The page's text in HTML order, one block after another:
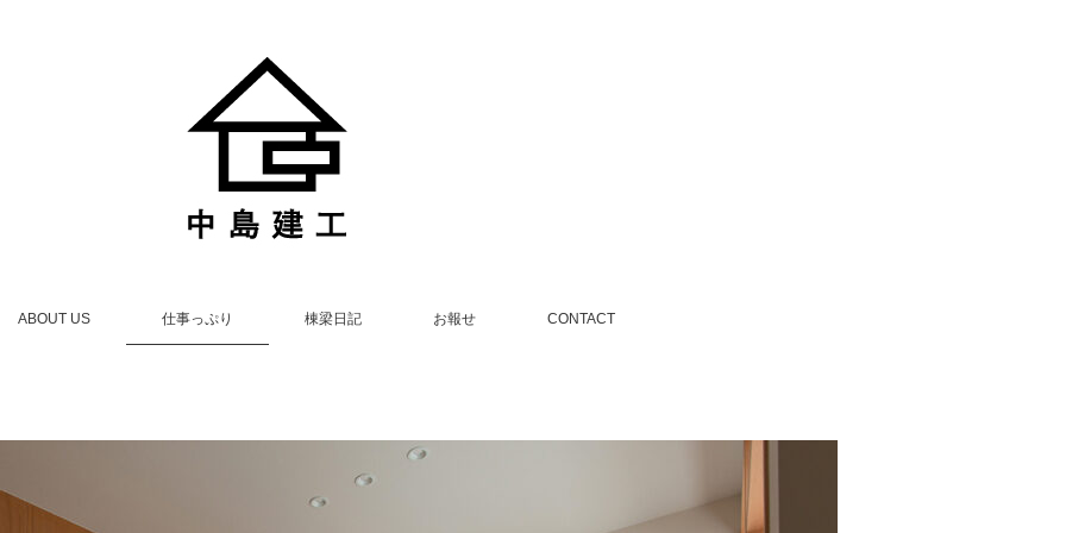
ABOUT US 仕事っぷり 棟梁日記 お報せ CONTACT